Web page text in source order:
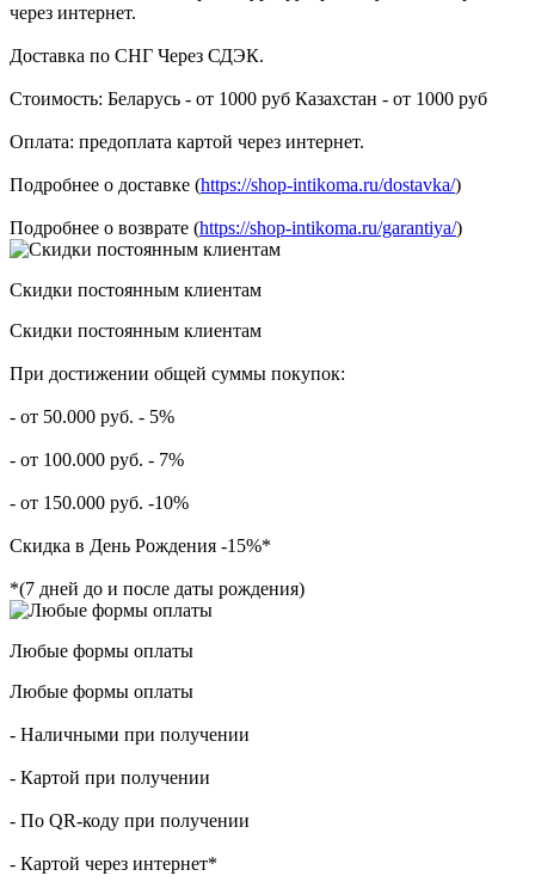
через интернет.
Доставка по СНГ Через СДЭК.
Стоимость: Беларусь - от 1000 руб Казахстан - от 1000 руб
Оплата: предоплата картой через интернет.
Подробнее о доставке (https://shop-intikoma.ru/dostavka/)
Подробнее о возврате (https://shop-intikoma.ru/garantiya/)
Скидки постоянным клиентам
Скидки постоянным клиентам
При достижении общей суммы покупок:
- от 50.000 руб. - 5%
- от 100.000 руб. - 7%
- от 150.000 руб. -10%
Скидка в День Рождения -15%*
*(7 дней до и после даты рождения)
Любые формы оплаты
Любые формы оплаты
- Наличными при получении
- Картой при получении
- По QR-коду при получении
- Картой через интернет*